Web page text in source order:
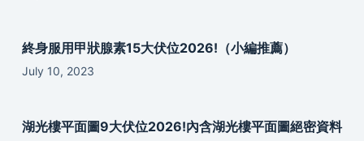
終身服用甲狀腺素15大伏位2026!（小編推薦）
July 10, 2023
湖光樓平面圖9大伏位2026!內含湖光樓平面圖絕密資料